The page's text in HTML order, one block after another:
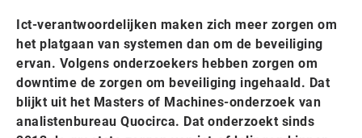
Ict-verantwoordelijken maken zich meer zorgen om
het platgaan van systemen dan om de beveiliging
ervan. Volgens onderzoekers hebben zorgen om
downtime de zorgen om beveiliging ingehaald. Dat
blijkt uit het Masters of Machines-onderzoek van
analistenbureau Quocirca. Dat onderzoekt sinds